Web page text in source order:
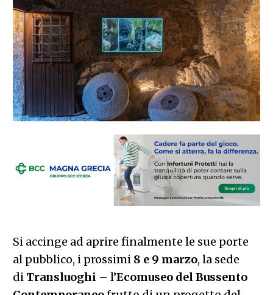
Si accinge ad aprire finalmente le sue porte
al pubblico, i prossimi 8 e 9 marzo, la sede
di Transluoghi – l’Ecomuseo del Bussento